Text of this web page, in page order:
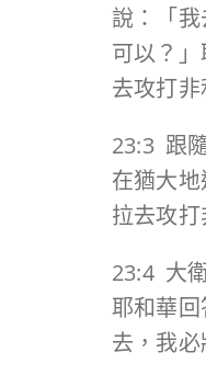
說：「
可以？
去攻打非
23:3 跟
在猶大
拉去攻打
23:4 大
耶和華
去，我必